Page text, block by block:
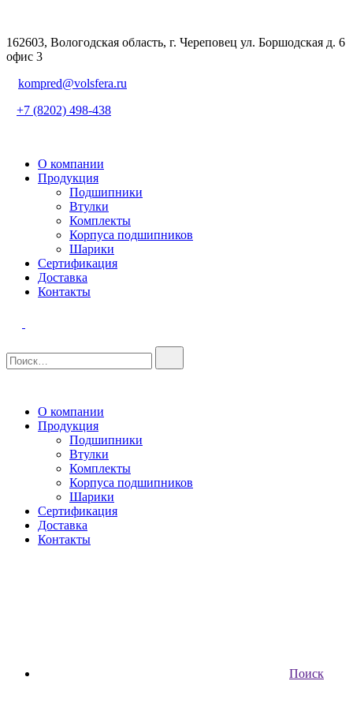
162603, Вологодская область, г. Череповец ул. Боршодская д. 6
офис 3
kompred@volsfera.ru
+7 (8202) 498-438
О компании
Продукция
Подшипники
Втулки
Комплекты
Корпуса подшипников
Шарики
Сертификация
Доставка
Контакты
О компании
Продукция
Подшипники
Втулки
Комплекты
Корпуса подшипников
Шарики
Сертификация
Доставка
Контакты
Поиск